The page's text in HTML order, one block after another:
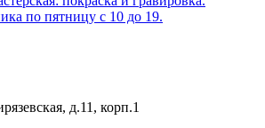
по пятницу с 10 до 19.
д.11, корп.1